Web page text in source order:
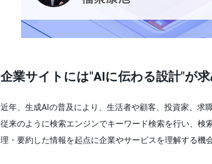
企業サイトには"AIに伝わる設計"が
近年、生成AIの普及により、生活者や顧客、投資家、求
従来のように検索エンジンでキーワード検索を行い、検
理・要約した情報を起点に企業やサービスを理解する機